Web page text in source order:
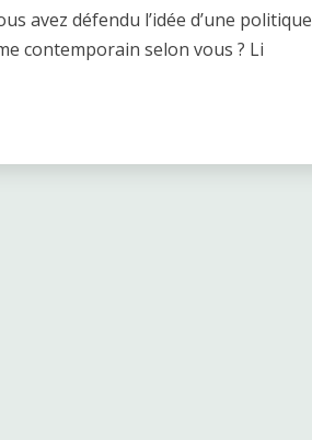
avez défendu l’idée d’une politique
contemporain selon vous ? Li